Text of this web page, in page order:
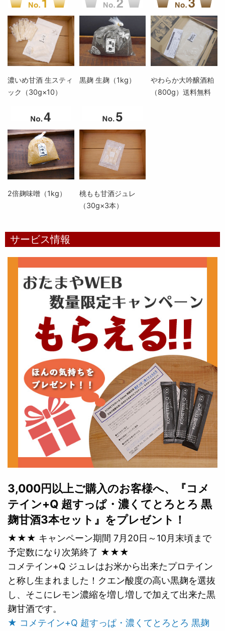
濃いめ甘酒 生スティ
ック（30g×10）
黒麹 生麹（1kg）
やわらか大吟醸酒粕
（800g）送料無料
2倍麹味噌（1kg）
桃もも甘酒ジュレ
（30g×3本）
サービス情報
3,000円以上ご購入のお客様へ、『コメ
テイン+Q 超すっぱ・濃くてとろとろ 黒
麹甘酒3本セット』をプレゼント！
★★★ キャンペーン期間 7月20日～10月末頃まで
予定数になり次第終了 ★★★
コメテイン+Q ジュレはお米から出来たプロテイン
と称し生まれました！クエン酸度の高い黒麹を選抜
し、そこにレモン濃縮を増し増しで加えて出来た黒
麹甘酒です。
★ コメテイン+Q 超すっぱ・濃くてとろとろ 黒麹